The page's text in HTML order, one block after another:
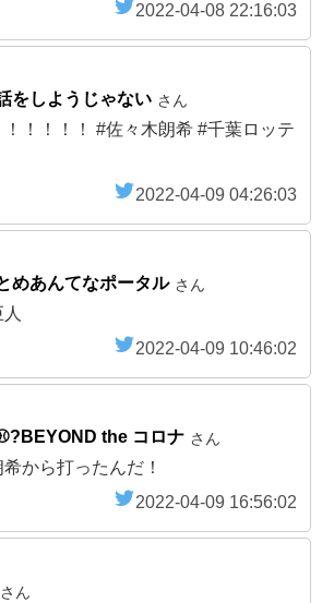
2022-04-08 22:16:03
をしようじゃない さん
！！！！ #佐々木朗希 #千葉ロッテ
2022-04-09 04:26:03
めあんてなポータル さん
2022-04-09 10:46:02
the コロナ さん
から打ったんだ！
2022-04-09 16:56:02
さん